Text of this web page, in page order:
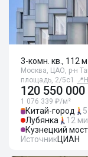
3-комн. кв., 112
Москва, ЦАО, р-н
площадь, 2/5с1
📍
120 550
1 076 339 ₽/м²
Китай-город
Лубянка
12
Кузнецкий мост
ИсточникЦИАН